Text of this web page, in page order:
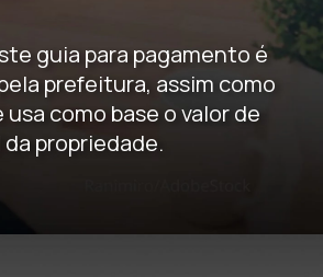
guia para pagamento é
prefeitura, assim como
como base o valor de
propriedade.